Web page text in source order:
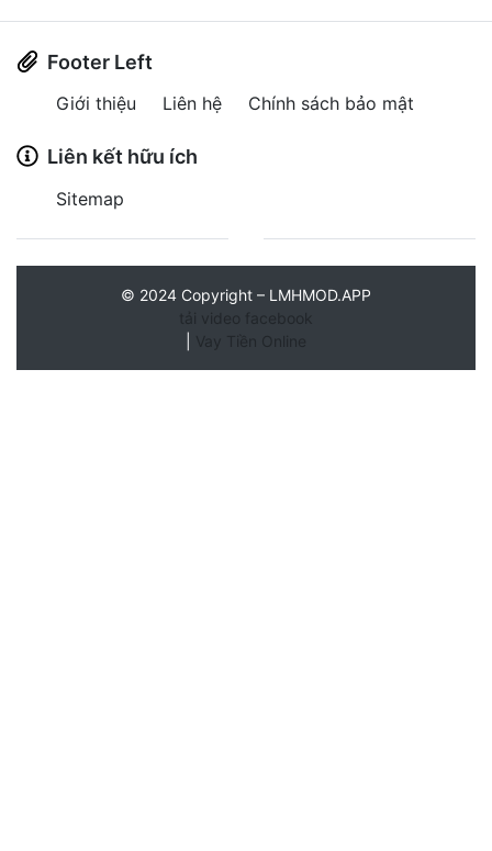
Footer Left
Giới thiệu Liên hệ Chính sách bảo mật
Liên kết hữu ích
Sitemap
© 2024 Copyright – LMHMOD.APP
tải video facebook
Vay Tiền Online